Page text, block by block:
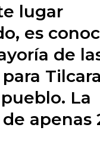
lugar
es
de
La
apenas